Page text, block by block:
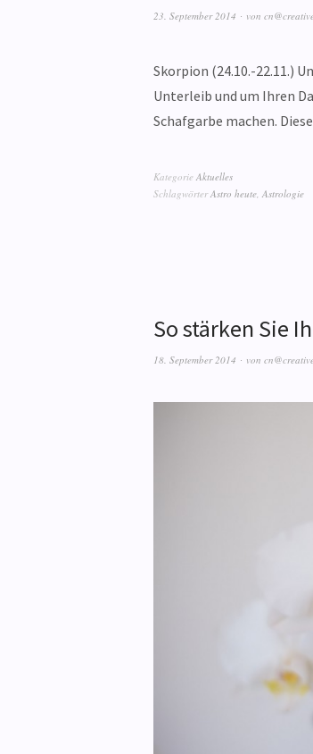
23. September 2014 von
Skorpion (24.10.-22.11.)
Unterleib und um Ihren
Schafgarbe machen.
Kategorie Aktuelles
SchlagwörterAstro heute, Astrologie
So stärken Sie
18. September 2014 von